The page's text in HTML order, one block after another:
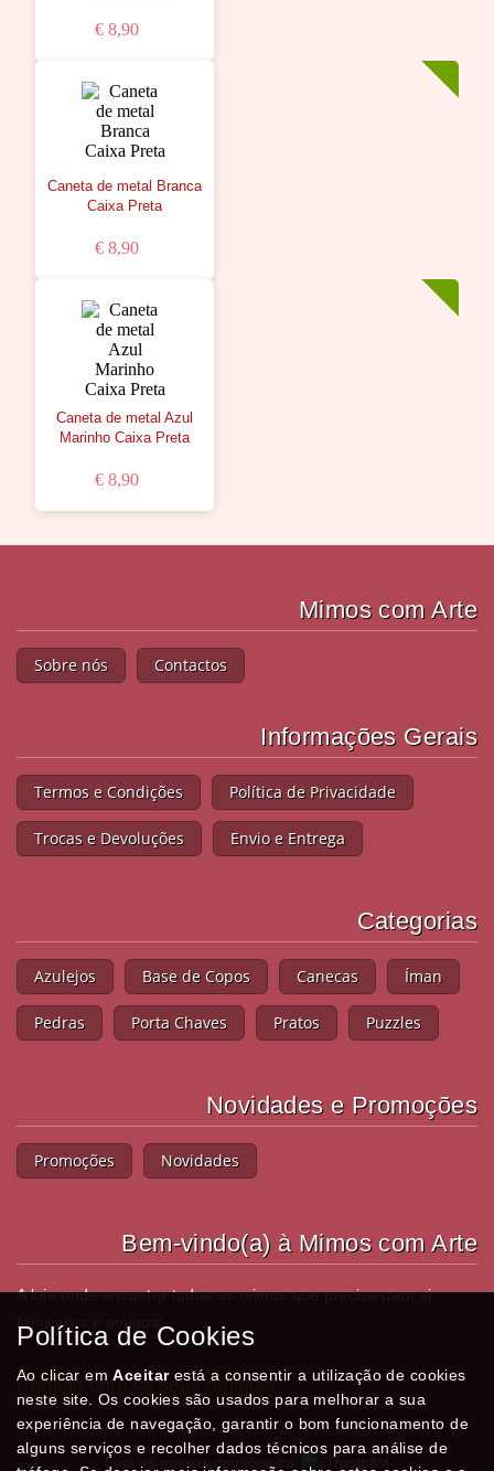
€ 8,90
Caneta de metal Branca
Caixa Preta
€ 8,90
Caneta de metal Azul
Marinho Caixa Preta
€ 8,90
Mimos com Arte
Sobre nós Contactos
Informações Gerais
Termos e Condições Política de Privacidade
Trocas e Devoluções Envio e Entrega
Categorias
Azulejos Base de Copos Canecas Íman
Pedras Porta Chaves Pratos Puzzles
Novidades e Promoções
Promoções Novidades
Bem-vindo(a) à Mimos com Arte
A loja onde encontra todos os mimos que precisa para si,
familiares e amigos!
Partilhe com os seus amigos!
Leia as nossas opiniões na Trustpilot
Política de Cookies
Ao clicar emAceitarestá a consentir a utilização de cookies
neste site. Os cookies são usados para melhorar a sua
experiência de navegação, garantir o bom funcionamento de
alguns serviços e recolher dados técnicos para análise de